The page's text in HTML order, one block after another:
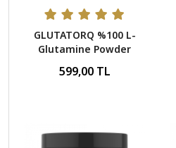
GLUTATORQ %100 L-
Glutamine Powder
Servis
599,00 TL